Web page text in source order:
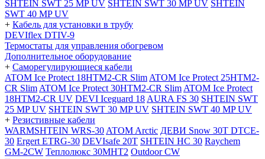
SHTEIN SWT 25 MP UV SHTEIN SWT 30 MP UV SHTEIN
SWT 40 MP UV
+ Кабель для установки в трубу
DEVIflex DTIV-9
Термостаты для управления обогревом
Дополнительное оборудование
+ Саморегулирующиеся кабели
ATOM Ice Protect 18HTM2-CR Slim ATOM Ice Protect 25HTM2-
CR Slim ATOM Ice Protect 30HTM2-CR Slim ATOM Ice Protect
18HTM2-CR UV DEVI Iceguard 18 AURA FS 30 SHTEIN SWT
25 MP UV SHTEIN SWT 30 MP UV SHTEIN SWT 40 MP UV
+ Резистивные кабели
WARMSHTEIN WRS-30 ATOM Arctic ДЕВИ Snow 30T DTCE-
30 Ergert ETRG-30 DEVIsafe 20T SHTEIN HC 30 Raychem
GM-2CW Теплолюкс 30МНТ2 Outdoor CW